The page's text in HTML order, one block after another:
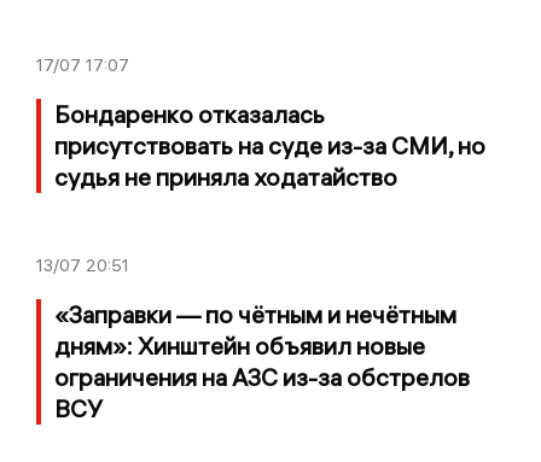
17/07 17:07
Бондаренко отказалась
присутствовать на суде из-за СМИ, но
судья не приняла ходатайство
13/07 20:51
«Заправки — по чётным и нечётным
дням»: Хинштейн объявил новые
ограничения на АЗС из-за обстрелов
ВСУ